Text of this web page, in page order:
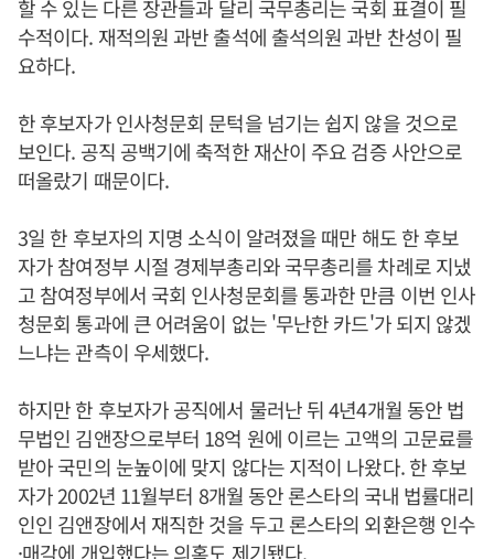
할 수 있는 다른 장관들과 달리 국무총리는 국회 표결이 필
수적이다. 재적의원 과반 출석에 출석의원 과반 찬성이 필
요하다.
한 후보자가 인사청문회 문턱을 넘기는 쉽지 않을 것으로
보인다. 공직 공백기에 축적한 재산이 주요 검증 사안으로
떠올랐기 때문이다.
3일 한 후보자의 지명 소식이 알려졌을 때만 해도 한 후보
자가 참여정부 시절 경제부총리와 국무총리를 차례로 지냈
고 참여정부에서 국회 인사청문회를 통과한 만큼 이번 인사
청문회 통과에 큰 어려움이 없는 '무난한 카드'가 되지 않겠
느냐는 관측이 우세했다.
하지만 한 후보자가 공직에서 물러난 뒤 4년4개월 동안 법
무법인 김앤장으로부터 18억 원에 이르는 고액의 고문료를
받아 국민의 눈높이에 맞지 않다는 지적이 나왔다. 한 후보
자가 2002년 11월부터 8개월 동안 론스타의 국내 법률대리
인인 김앤장에서 재직한 것을 두고 론스타의 외환은행 인수
·매각에 개입했다는 의혹도 제기됐다.